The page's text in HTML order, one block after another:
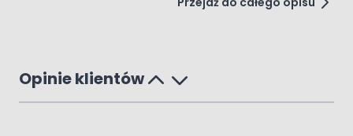
Opinie klientów